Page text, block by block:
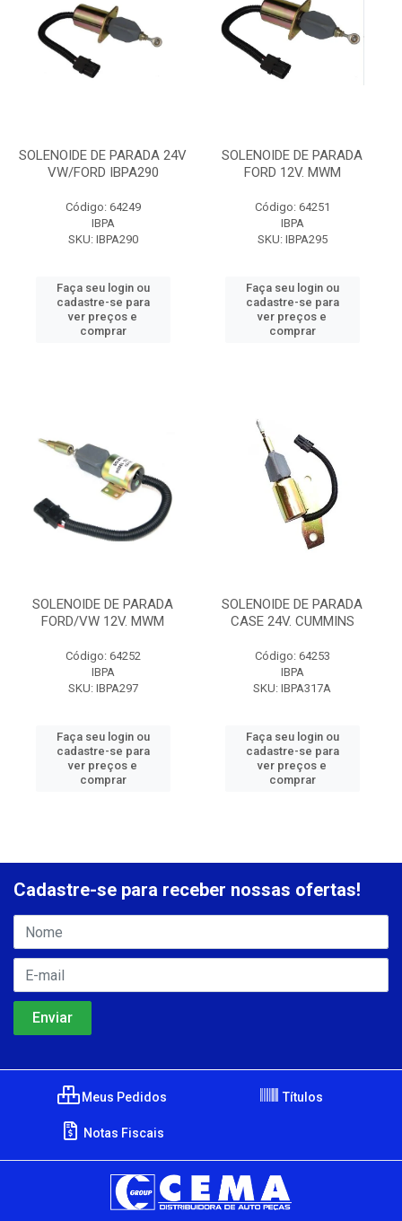
SOLENOIDE DE PARADA 24V
VW/FORD IBPA290
Código: 64249
IBPA
SKU: IBPA290
Faça seu login ou
cadastre-se para
ver preços e
comprar
SOLENOIDE DE PARADA
FORD 12V. MWM
Código: 64251
IBPA
SKU: IBPA295
Faça seu login ou
cadastre-se para
ver preços e
comprar
SOLENOIDE DE PARADA
FORD/VW 12V. MWM
Código: 64252
IBPA
SKU: IBPA297
Faça seu login ou
cadastre-se para
ver preços e
comprar
SOLENOIDE DE PARADA
CASE 24V. CUMMINS
Código: 64253
IBPA
SKU: IBPA317A
Faça seu login ou
cadastre-se para
ver preços e
comprar
Cadastre-se para receber nossas ofertas!
Meus Pedidos Títulos
Notas Fiscais